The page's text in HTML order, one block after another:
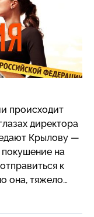
происходит
директора
Крылову —
на
к
она, тяжело
не